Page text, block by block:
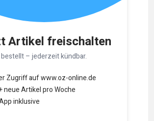
Artikel freischalten
– jederzeit kündbar.
Zugriff auf www.oz-online.de
neue Artikel pro Woche
inklusive